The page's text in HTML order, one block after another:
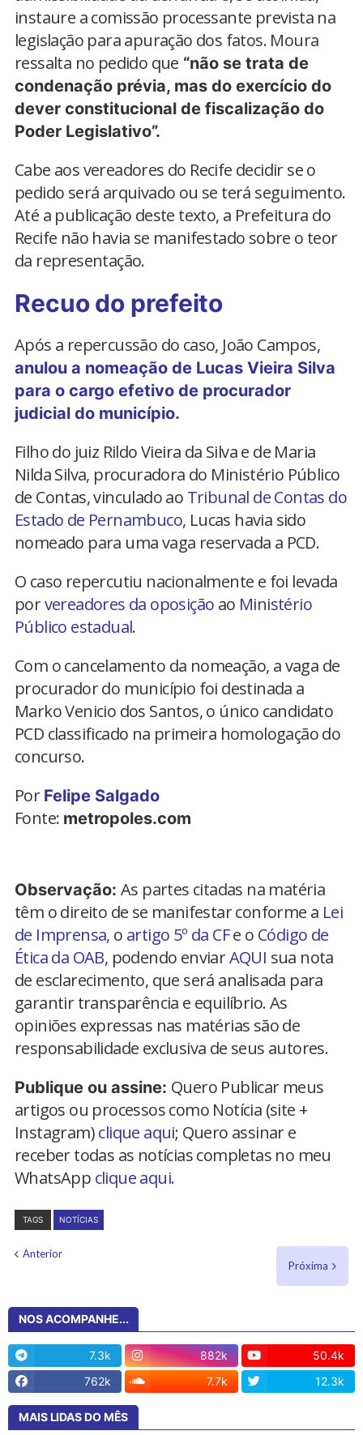
instaure a comissão processante prevista na
legislação para apuração dos fatos. Moura
ressalta no pedido que “não se trata de
condenação prévia, mas do exercício do
dever constitucional de fiscalização do
Poder Legislativo”.
Cabe aos vereadores do Recife decidir se o
pedido será arquivado ou se terá seguimento.
Até a publicação deste texto, a Prefeitura do
Recife não havia se manifestado sobre o teor
da representação.
Recuo do prefeito
Após a repercussão do caso, João Campos,
anulou a nomeação de Lucas Vieira Silva
para o cargo efetivo de procurador
judicial do município.
Filho do juiz Rildo Vieira da Silva e de Maria
Nilda Silva, procuradora do Ministério Público
de Contas, vinculado ao Tribunal de Contas do
Estado de Pernambuco, Lucas havia sido
nomeado para uma vaga reservada a PCD.
O caso repercutiu nacionalmente e foi levada
porvereadores da oposição ao Ministério
Público estadual.
Com o cancelamento da nomeação, a vaga de
procurador do município foi destinada a
Marko Venicio dos Santos, o único candidato
PCD classificado na primeira homologação do
concurso.
Por Felipe Salgado
Fonte: metropoles.com
Observação: As partes citadas na matéria
têm o direito de se manifestar conforme a Lei
de Imprensa, o artigo 5º da CFe o Código de
Ética da OAB, podendo enviarAQUI sua nota
de esclarecimento, que será analisada para
garantir transparência e equilíbrio. As
opiniões expressas nas matérias são de
responsabilidade exclusiva de seus autores.
Publique ou assine: Quero Publicar meus
artigos ou processos como Notícia (site +
Instagram)clique aqui; Quero assinar e
receber todas as notícias completas no meu
WhatsApp clique aqui.
TAGS NOTÍCIAS
Anterior
Próxima
NOS ACOMPANHE...
7.3k 882k
50.4k
762k
7.7k 12.3k
MAIS LIDAS DO MÊS